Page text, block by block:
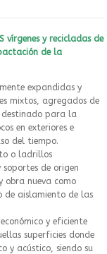
vírgenes y recicladas de
de la
expandidas y
mixtos, agregados de
destinado para la
en exteriores e
del tiempo.
o ladrillos
soportes de origen
obra nueva como
de aislamiento de las
y eficiente
superficies donde
y acústico, siendo su